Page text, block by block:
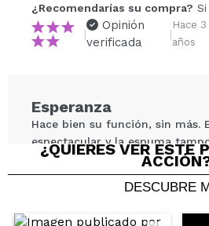
¿Recomendarías su
¿Recomendarías su compra? Si
|
Opinión
verificada
|
Hace 3
años
Esperanza
Hace bien su función, sin más.
espectacular y la espuma
que tiene no se puede esperar
¿Recomendarías su compra?
Opinión
Hace 3
¿QUIERES VER ESTE
DESCUBRE